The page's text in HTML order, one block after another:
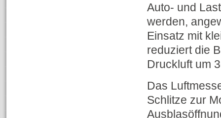
Auto- und
werden,
Einsatz mit
reduziert die
Druckluft um
Das
Schlitze zur